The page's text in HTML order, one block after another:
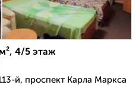
4/5 этаж
й, проспект Карла Маркса